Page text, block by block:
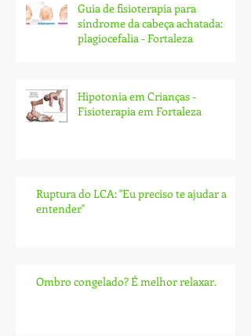
Guia de fisioterapia para
síndrome da cabeça achatada:
plagiocefalia - Fortaleza
Hipotonia em Crianças -
Fisioterapia em Fortaleza
Ruptura do LCA: ''Eu preciso te ajudar a
entender''
Ombro congelado? É melhor relaxar.